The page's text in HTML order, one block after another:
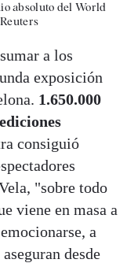
absoluto del World
a los
exposición
1.650.000
consiguió
"sobre todo
viene en masa a
a
desde